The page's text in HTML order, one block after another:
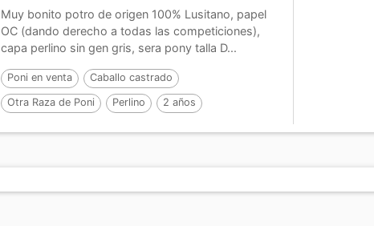
Muy bonito potro de origen 100% Lusitano, papel
OC (dando derecho a todas las competiciones),
capa perlino sin gen gris, sera pony talla D...
Poni en venta Caballo castrado
Otra Raza de Poni Perlino 2 años